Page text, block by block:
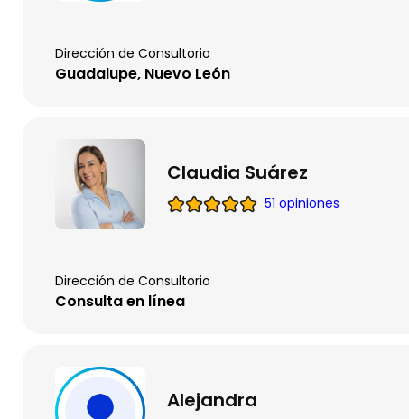
Dirección de Consultorio
Guadalupe, Nuevo León
Claudia Suárez
51 opiniones
Dirección de Consultorio
Consulta en línea
Alejandra